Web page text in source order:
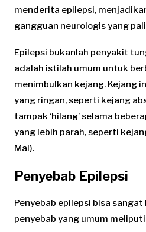
menderita epilepsi,
gangguan neurologis yang
Epilepsi bukanlah penyakit
adalah istilah umum untuk
menimbulkan kejang. Kejang
yang ringan, seperti kejang
tampak ‘hilang’ selama
yang lebih parah, seperti
Mal).
Penyebab Epilepsi
Penyebab epilepsi bisa
penyebab yang umum